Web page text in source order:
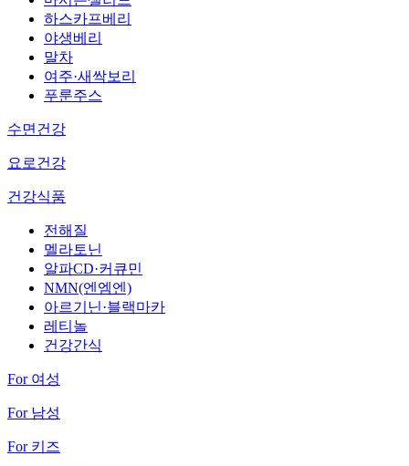
하스카프베리
야생베리
말차
여주·새싹보리
푸룬주스
수면건강
요로건강
건강식품
전해질
멜라토닌
알파CD·커큐민
NMN(엔엠엔)
아르기닌·블랙마카
레티놀
건강간식
For 여성
For 남성
For 키즈